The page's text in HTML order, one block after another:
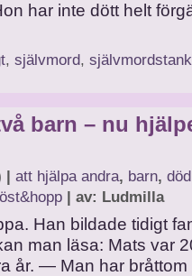
har inte dött helt
, självmord,
barn – nu
| att hjälpa andra, barn, död
| av: Ludmilla
Han bildade tidigt
man läsa: Mats var
år. — Man har bråttom